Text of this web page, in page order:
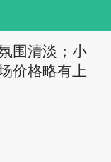
围清淡；小
价格略有上